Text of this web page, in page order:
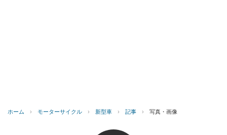
ホーム › モーターサイクル › 新型車 › 記事 › 写真・画像